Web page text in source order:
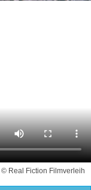
© Real Fiction Filmverleih